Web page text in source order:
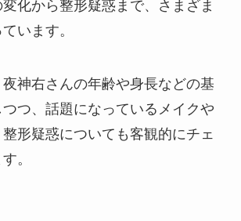
化から整形疑惑まで、さまざま
います。
神右さんの年齢や身長などの基
つ、話題になっているメイクや
形疑惑についても客観的にチェ
。